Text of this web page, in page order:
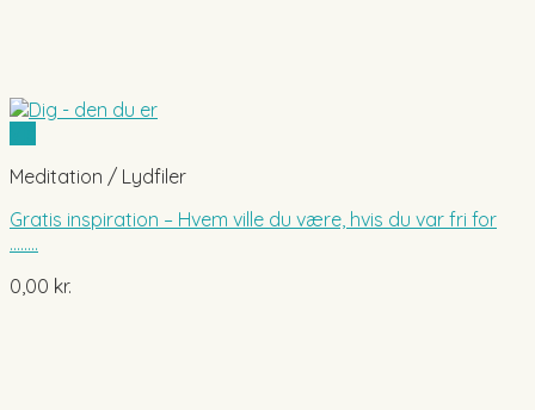
Meditation / Lydfiler
Gratis inspiration – Hvem ville du være, hvis du var fri for
……..
0,00 kr.